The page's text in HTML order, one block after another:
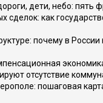
дети, небо: пять
сделок: как
почему в
отсутствие
пошаговая